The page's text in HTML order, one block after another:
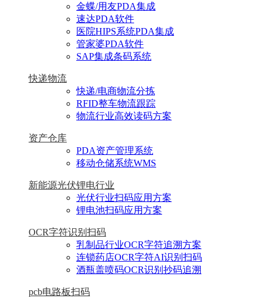
金蝶/用友PDA集成
速达PDA软件
医院HIPS系统PDA集成
管家婆PDA软件
SAP集成条码系统
快递物流
快递/电商物流分拣
RFID整车物流跟踪
物流行业高效读码方案
资产仓库
PDA资产管理系统
移动仓储系统WMS
新能源光伏锂电行业
光伏行业扫码应用方案
锂电池扫码应用方案
OCR字符识别扫码
乳制品行业OCR字符追溯方案
连锁药店OCR字符AI识别扫码
酒瓶盖喷码OCR识别抄码追溯
pcb电路板扫码